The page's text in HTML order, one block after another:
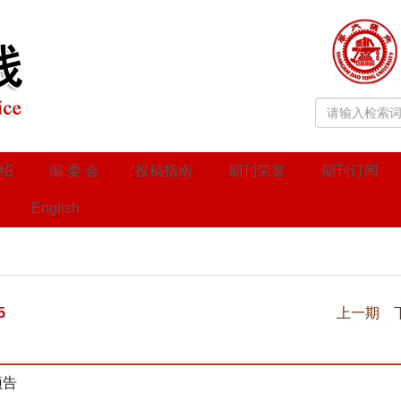
编 委 会 投稿指南 期刊荣誉 期刊订阅
English
上一期
告